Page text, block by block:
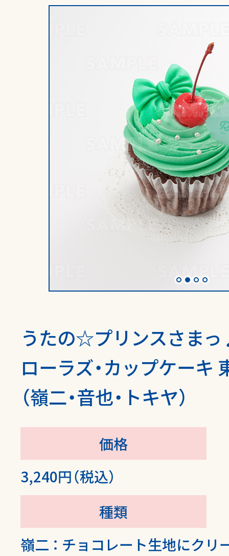
うたの☆プリンスさま
ローラズ・カップケーキ
（嶺二・音也・トキヤ）
価格
3,240円（税込）
種類
嶺二 ： チョコレート生地にクリ